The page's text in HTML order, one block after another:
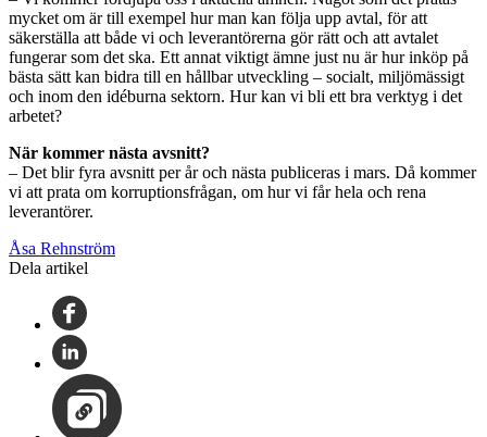
mycket om är till exempel hur man kan följa upp avtal, för att
säkerställa att både vi och leverantörerna gör rätt och att avtalet
fungerar som det ska. Ett annat viktigt ämne just nu är hur inköp på
bästa sätt kan bidra till en hållbar utveckling – socialt, miljömässigt
och inom den idéburna sektorn. Hur kan vi bli ett bra verktyg i det
arbetet?
När kommer nästa avsnitt?
– Det blir fyra avsnitt per år och nästa publiceras i mars. Då kommer
vi att prata om korruptionsfrågan, om hur vi får hela och rena
leverantörer.
Åsa Rehnström
Dela artikel